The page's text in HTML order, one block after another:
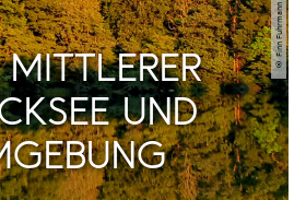
© Finn Fuhrmann
UND